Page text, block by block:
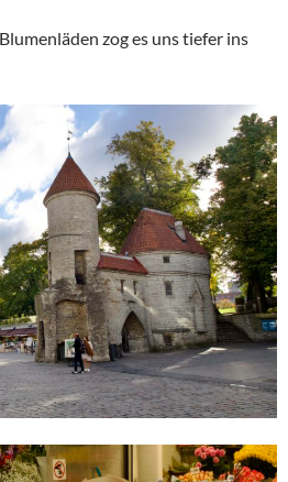
zog es uns tiefer ins